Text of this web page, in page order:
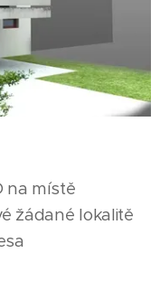
na místě
žádané lokalitě